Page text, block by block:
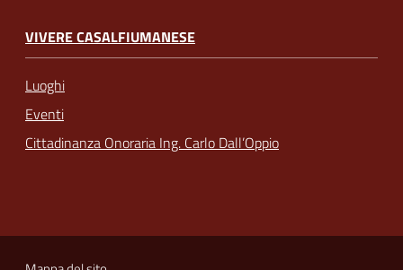
VIVERE CASALFIUMANESE
Luoghi
Eventi
Cittadinanza Onoraria Ing. Carlo Dall’Oppio